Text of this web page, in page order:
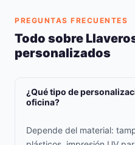
PREGUNTAS FRECUENTES
Todo sobre
personalizados
¿Qué tipo de
oficina?
Depende del material: